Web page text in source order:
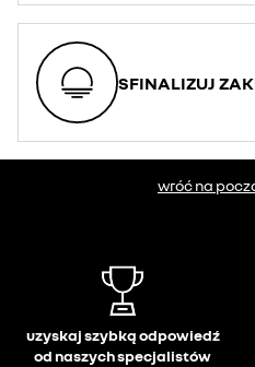
SFINALIZUJ
wróć na
uzyskaj szybką odpowiedź
od naszych specjalistów